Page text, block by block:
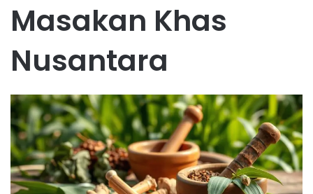
Masakan Khas
Nusantara